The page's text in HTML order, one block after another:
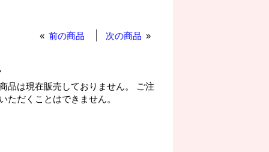
前の商品 次の商品
品は現在販売しておりません。 ご注
ただくことはできません。